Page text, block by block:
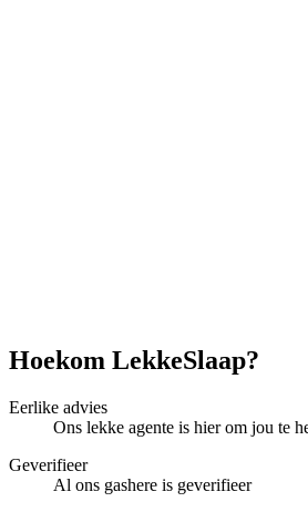
Hoekom LekkeSlaap?
Eerlike advies
Ons lekke agente is hier om jou te
Geverifieer
Al ons gashere is geverifieer